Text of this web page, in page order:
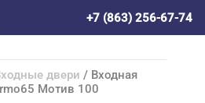
+7 (863) 256-67-74
двери / Входная
Мотив 100